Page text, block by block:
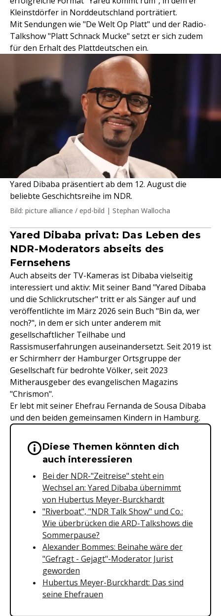
Kleinstdörfer in Norddeutschland porträtiert.
Mit Sendungen wie "De Welt Op Platt" und der Radio-
Talkshow "Platt Schnack Mucke" setzt er sich zudem
für den Erhalt des Plattdeutschen ein.
Yared Dibaba präsentiert ab dem 12. August die
beliebte Geschichtsreihe im NDR.
Bild: picture alliance / epd-bild | Stephan Wallocha
Yared Dibaba privat: Das Leben des
NDR-Moderators abseits des
Fernsehens
Auch abseits der TV-Kameras ist Dibaba vielseitig
interessiert und aktiv: Mit seiner Band "Yared Dibaba
und die Schlickrutscher" tritt er als Sänger auf und
veröffentlichte im März 2026 sein Buch "Bin da, wer
noch?", in dem er sich unter anderem mit
gesellschaftlicher Teilhabe und
Rassismuserfahrungen auseinandersetzt. Seit 2019 ist
er Schirmherr der Hamburger Ortsgruppe der
Gesellschaft für bedrohte Völker, seit 2023
Mitherausgeber des evangelischen Magazins
"Chrismon".
Er lebt mit seiner Ehefrau Fernanda de Sousa Dibaba
und den beiden gemeinsamen Kindern in Hamburg.
Wichtige Hinweise &
Diese Themen könnten dich
auch interessieren
Bei der NDR-"Zeitreise" steht ein
Wechsel an: Yared Dibaba übernimmt
von Hubertus Meyer-Burckhardt
"Riverboat", "NDR Talk Show" und Co.:
Wie überbrücken die ARD-Talkshows die
Sommerpause?
Alexander Bommes: Beinahe wäre der
"Gefragt - Gejagt"-Moderator Jurist
geworden
Hubertus Meyer-Burckhardt: Das sind
seine Ehefrauen